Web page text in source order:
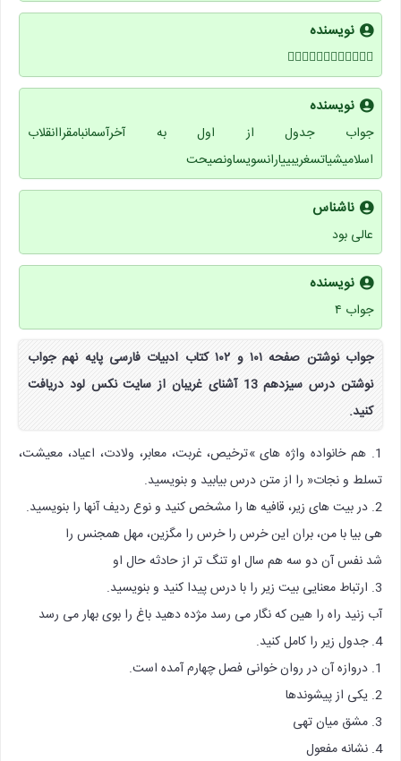
نویسنده
🚶🏻‍♀️🚶🏻‍♀️🚶🏻‍♀️🚶🏻‍♀️
نویسنده
جواب جدول از اول به آخرآسمانبامقراانقلاب
اسلامیشیاتسغریبییارانسویساونصیحت
ناشناس
عالی بود
نویسنده
جواب ۴
جواب نوشتن صفحه ۱۰۱ و ۱۰۲ کتاب ادبیات فارسی پایه نهم جواب
نوشتن درس سیزدهم 13 آشنای غریبان از سایت نکس لود دریافت
کنید.
1. هم خانواده واژه های »ترخیص، غربت، معابر، ولادت، اعیاد، معیشت،
تسلط و نجات« را از متن درس بیابید و بنویسید.
2. در بیت های زیر، قافیه ها را مشخص کنید و نوع ردیف آنها را بنویسید.
هی بیا با من، بران این خرس را خرس را مگزین، مهل همجنس را
شد نفس آن دو سه هم سال او تنگ تر از حادثه حال او
3. ارتباط معنایی بیت زیر را با درس پیدا کنید و بنویسید.
آب زنید راه را هین که نگار می رسد مژده دهید باغ را بوی بهار می رسد
4. جدول زیر را کامل کنید.
1. دروازه آن در روان خوانی فصل چهارم آمده است.
2. یکی از پیشوندها
3. مشق میان تهی
4. نشانه مفعول